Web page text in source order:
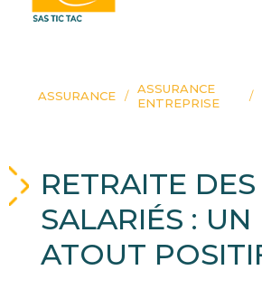
ASSURANCE
ASSURANCE
ENTREPRISE
RETRAITE DES
SALARIÉS : UN
ATOUT